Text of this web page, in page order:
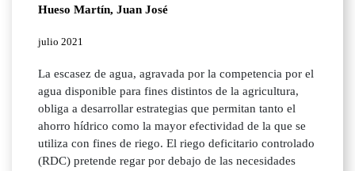
Hueso Martín, Juan José
julio 2021
La escasez de agua, agravada por la competencia por el
agua disponible para fines distintos de la agricultura,
obliga a desarrollar estrategias que permitan tanto el
ahorro hídrico como la mayor efectividad de la que se
utiliza con fines de riego. El riego deficitario controlado
(RDC) pretende regar por debajo de las necesidades